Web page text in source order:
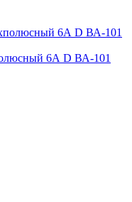
6А D ВА-101